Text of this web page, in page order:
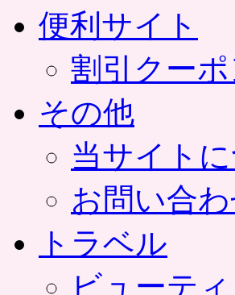
便利サイト
割引クー
その他
当サイト
お問い合
トラベル
ビューティ